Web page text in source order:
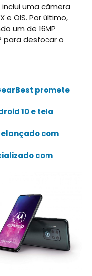
uma câmera
e OIS. Por último,
um de 16MP
para desfocar o
promete
10 e tela
com
com